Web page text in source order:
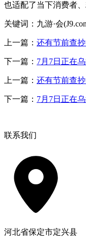
也适配了当下消费者
关键词：九游·会
上一篇： 还有节前查
下一篇： 7月7日正在
上一篇： 还有节前查
下一篇： 7月7日正在
联系我们
河北省保定市定兴县